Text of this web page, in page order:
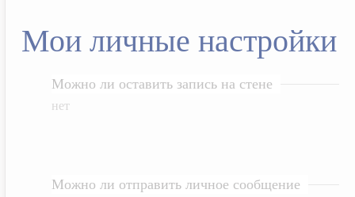
Мои личные настройки
Можно ли оставить запись на стене
нет
Можно ли отправить личное сообщение